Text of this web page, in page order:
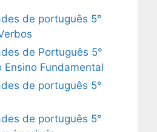
de português 5°
de Português 5°
Ensino Fundamental
de português 5°
de português 5°